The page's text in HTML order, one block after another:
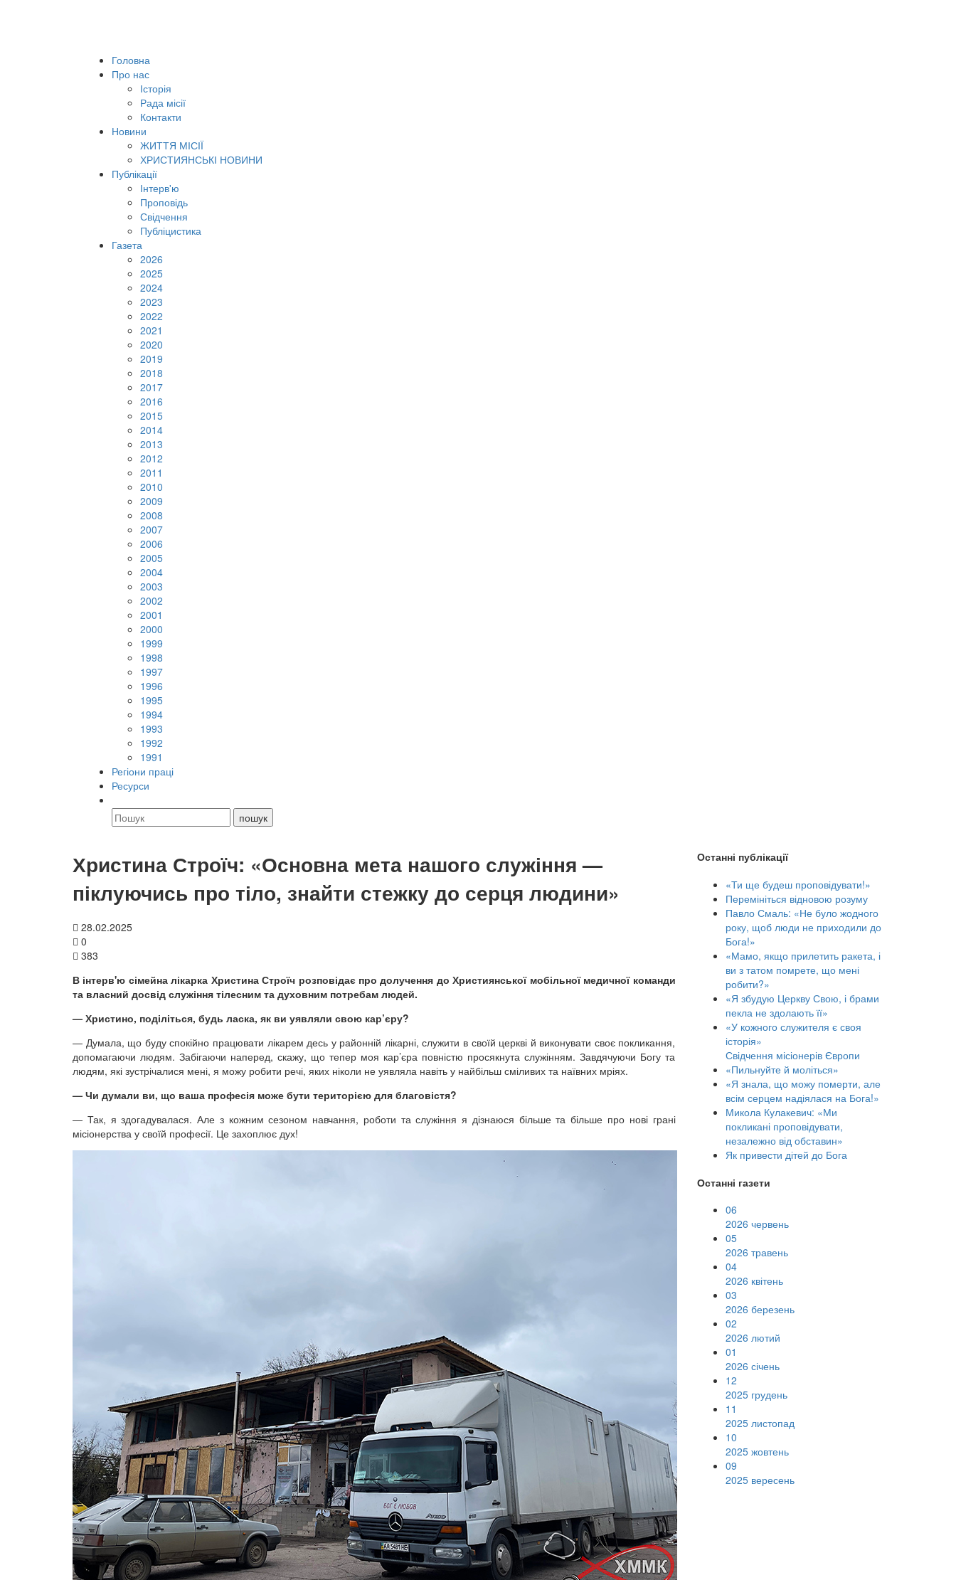
Головна
Про нас
Історія
Рада місії
Контакти
Новини
ЖИТТЯ МІСІЇ
ХРИСТИЯНСЬКІ НОВИНИ
Публікації
Інтерв'ю
Проповідь
Свідчення
Публіцистика
Газета
2026
2025
2024
2023
2022
2021
2020
2019
2018
2017
2016
2015
2014
2013
2012
2011
2010
2009
2008
2007
2006
2005
2004
2003
2002
2001
2000
1999
1998
1997
1996
1995
1994
1993
1992
1991
Регіони праці
Ресурси
Христина Строїч: «Основна мета нашого служіння —
піклуючись про тіло, знайти стежку до серця людини»
28.02.2025
0
383
В інтерв'ю сімейна лікарка Христина Строїч розповідає про долучення до Християнської мобільної медичної команди
та власний досвід служіння тілесним та духовним потребам людей.
— Христино, поділіться, будь ласка, як ви уявляли свою кар’єру?
— Думала, що буду спокійно працювати лікарем десь у районній лікарні, служити в своїй церкві й виконувати своє покликання,
допомагаючи людям. Забігаючи наперед, скажу, що тепер моя кар’єра повністю просякнута служінням. Завдячуючи Богу та
людям, які зустрічалися мені, я можу робити речі, яких ніколи не уявляла навіть у найбільш сміливих та наївних мріях.
— Чи думали ви, що ваша професія може бути територією для благовістя?
— Так, я здогадувалася. Але з кожним сезоном навчання, роботи та служіння я дізнаюся більше та більше про нові грані
місіонерства у своїй професії. Це захоплює дух!
Останні публікації
«Ти ще будеш проповідувати!»
Перемініться відновою розуму
Павло Смаль: «Не було жодного
року, щоб люди не приходили до
Бога!»
«Мамо, якщо прилетить ракета, і
ви з татом помрете, що мені
робити?»
«Я збудую Церкву Свою, і брами
пекла не здолають її»
«У кожного служителя є своя
історія»
Свідчення місіонерів Європи
«Пильнуйте й моліться»
«Я знала, що можу померти, але
всім серцем надіялася на Бога!»
Микола Кулакевич: «Ми
покликані проповідувати,
незалежно від обставин»
Як привести дітей до Бога
Останні газети
06
2026 червень
05
2026 травень
04
2026 квітень
03
2026 березень
02
2026 лютий
01
2026 січень
12
2025 грудень
11
2025 листопад
10
2025 жовтень
09
2025 вересень